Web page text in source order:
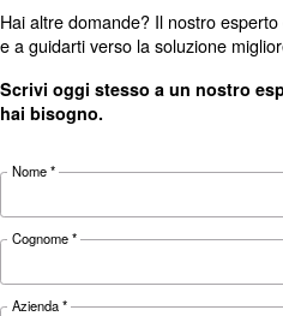
COME FARE
In che
rotativo a
olio offre
produttività